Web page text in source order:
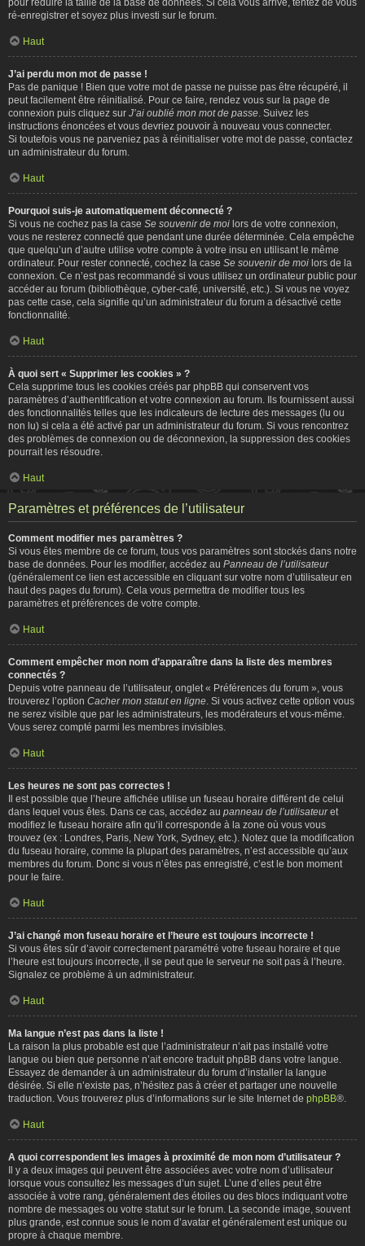
ré-enregistrer et soyez plus investi sur le forum.
Haut
J’ai perdu mon mot de passe !
Pas de panique ! Bien que votre mot de passe ne puisse pas être récupéré, il
peut facilement être réinitialisé. Pour ce faire, rendez vous sur la page de
connexion puis cliquez sur J’ai oublié mon mot de passe . Suivez les
instructions énoncées et vous devriez pouvoir à nouveau vous connecter.
Si toutefois vous ne parveniez pas à réinitialiser votre mot de passe, contactez
un administrateur du forum.
Haut
Pourquoi suis-je automatiquement déconnecté ?
Si vous ne cochez pas la case Se souvenir de moi lors de votre connexion,
vous ne resterez connecté que pendant une durée déterminée. Cela empêche
que quelqu’un d’autre utilise votre compte à votre insu en utilisant le même
ordinateur. Pour rester connecté, cochez la case Se souvenir de moi lors de la
connexion. Ce n’est pas recommandé si vous utilisez un ordinateur public pour
accéder au forum (bibliothèque, cyber-café, université, etc.). Si vous ne voyez
pas cette case, cela signifie qu’un administrateur du forum a désactivé cette
fonctionnalité.
Haut
À quoi sert « Supprimer les cookies » ?
Cela supprime tous les cookies créés par phpBB qui conservent vos
paramètres d’authentification et votre connexion au forum. Ils fournissent aussi
des fonctionnalités telles que les indicateurs de lecture des messages (lu ou
non lu) si cela a été activé par un administrateur du forum. Si vous rencontrez
des problèmes de connexion ou de déconnexion, la suppression des cookies
pourrait les résoudre.
Haut
Paramètres et préférences de l’utilisateur
Comment modifier mes paramètres ?
Si vous êtes membre de ce forum, tous vos paramètres sont stockés dans notre
base de données. Pour les modifier, accédez au Panneau de l’utilisateur
(généralement ce lien est accessible en cliquant sur votre nom d’utilisateur en
haut des pages du forum). Cela vous permettra de modifier tous les
paramètres et préférences de votre compte.
Haut
Comment empêcher mon nom d’apparaître dans la liste des membres
connectés ?
Depuis votre panneau de l’utilisateur, onglet « Préférences du forum », vous
trouverez l’option Cacher mon statut en ligne . Si vous activez cette option vous
ne serez visible que par les administrateurs, les modérateurs et vous-même.
Vous serez compté parmi les membres invisibles.
Haut
Les heures ne sont pas correctes !
Il est possible que l’heure affichée utilise un fuseau horaire différent de celui
dans lequel vous êtes. Dans ce cas, accédez au panneau de l’utilisateuret
modifiez le fuseau horaire afin qu’il corresponde à la zone où vous vous
trouvez (ex : Londres, Paris, New York, Sydney, etc.). Notez que la modification
du fuseau horaire, comme la plupart des paramètres, n’est accessible qu’aux
membres du forum. Donc si vous n’êtes pas enregistré, c’est le bon moment
pour le faire.
Haut
J’ai changé mon fuseau horaire et l’heure est toujours incorrecte !
Si vous êtes sûr d’avoir correctement paramétré votre fuseau horaire et que
l’heure est toujours incorrecte, il se peut que le serveur ne soit pas à l’heure.
Signalez ce problème à un administrateur.
Haut
Ma langue n’est pas dans la liste !
La raison la plus probable est que l’administrateur n’ait pas installé votre
langue ou bien que personne n’ait encore traduit phpBB dans votre langue.
Essayez de demander à un administrateur du forum d’installer la langue
désirée. Si elle n’existe pas, n’hésitez pas à créer et partager une nouvelle
traduction. Vous trouverez plus d’informations sur le site Internet de phpBB®.
Haut
A quoi correspondent les images à proximité de mon nom d’utilisateur ?
Il y a deux images qui peuvent être associées avec votre nom d’utilisateur
lorsque vous consultez les messages d’un sujet. L’une d’elles peut être
associée à votre rang, généralement des étoiles ou des blocs indiquant votre
nombre de messages ou votre statut sur le forum. La seconde image, souvent
plus grande, est connue sous le nom d’avatar et généralement est unique ou
propre à chaque membre.